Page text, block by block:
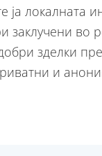
ја локалната
заклучени во
зделки
и